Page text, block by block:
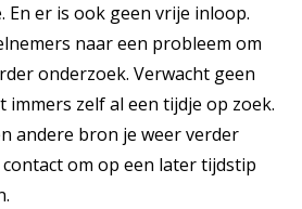
er is ook geen vrije inloop.
naar een probleem om
onderzoek. Verwacht geen
zelf al een tijdje op zoek.
andere bron je weer verder
om op een later tijdstip